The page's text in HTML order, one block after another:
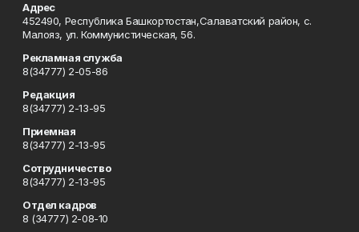
Адрес
452490, Республика Башкортостан,Салаватский район, с.
Малояз, ул. Коммунистическая, 56.
Рекламная служба
8(34777) 2-05-86
Редакция
8(34777) 2-13-95
Приемная
8(34777) 2-13-95
Сотрудничество
8(34777) 2-13-95
Отдел кадров
8 (34777) 2-08-10